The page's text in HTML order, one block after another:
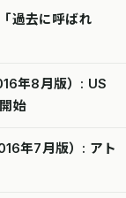
過去に呼ばれ
年8月版）: US
始
年7月版）: アト